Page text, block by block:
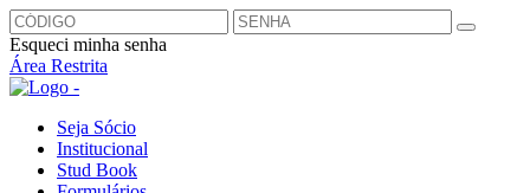
Esqueci minha senha
Área Restrita
Seja Sócio
Institucional
Stud Book